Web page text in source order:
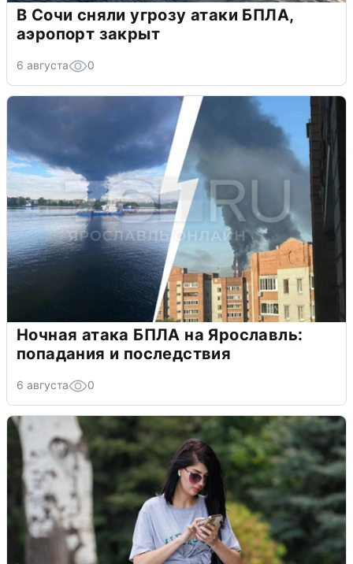
В Сочи сняли угрозу атаки БПЛА,
аэропорт закрыт
6 августа 0
Ночная атака БПЛА на Ярославль:
попадания и последствия
6 августа 0